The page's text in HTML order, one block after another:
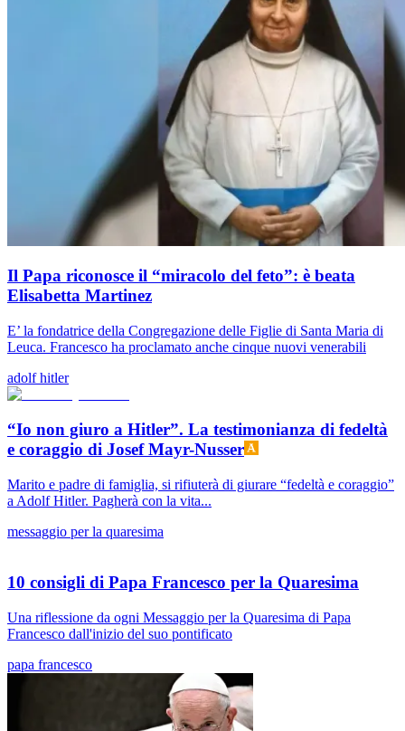
Il Papa riconosce il “miracolo del feto”: è beata
Elisabetta Martinez
E’ la fondatrice della Congregazione delle Figlie di Santa Maria di
Leuca. Francesco ha proclamato anche cinque nuovi venerabili
adolf hitler
“Io non giuro a Hitler”. La testimonianza di fedeltà
e coraggio di Josef Mayr-Nusser
Marito e padre di famiglia, si rifiuterà di giurare “fedeltà e coraggio”
a Adolf Hitler. Pagherà con la vita...
messaggio per la quaresima
10 consigli di Papa Francesco per la Quaresima
Una riflessione da ogni Messaggio per la Quaresima di Papa
Francesco dall'inizio del suo pontificato
papa francesco